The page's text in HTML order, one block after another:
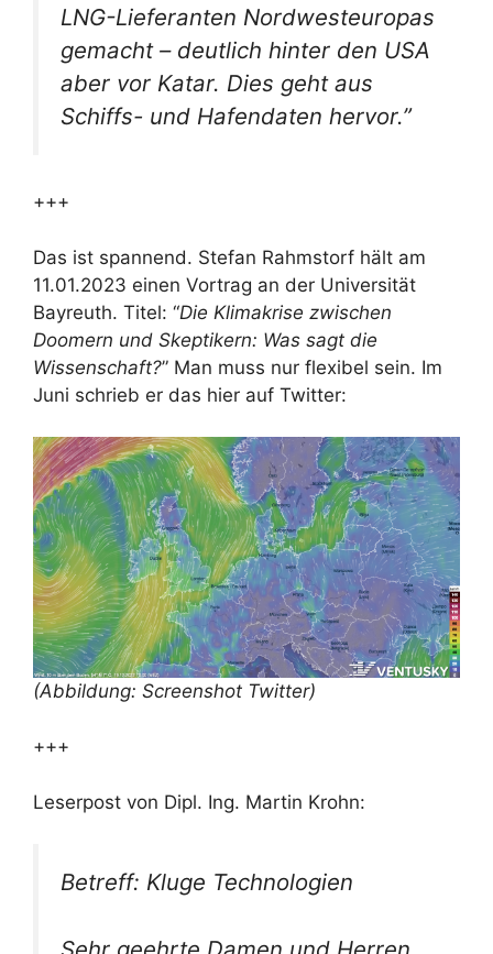
LNG-Lieferanten Nordwesteuropas
gemacht – deutlich hinter den USA
aber vor Katar. Dies geht aus
Schiffs- und Hafendaten hervor.”
+++
Das ist spannend. Stefan Rahmstorf hält am
11.01.2023 einen Vortrag an der Universität
Bayreuth. Titel: “Die Klimakrise zwischen
Doomern und Skeptikern: Was sagt die
Wissenschaft?” Man muss nur flexibel sein. Im
Juni schrieb er das hier auf Twitter:
(Abbildung: Screenshot Twitter)
+++
Leserpost von Dipl. Ing. Martin Krohn:
Betreff: Kluge Technologien